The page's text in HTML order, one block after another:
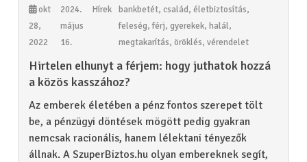
okt
28,
2022
2024.
május
16.
Hírek bankbetét, család, életbiztosítás,
feleség,férj, gyerekek, halál,
megtakarítás, öröklés, vérendelet
Hirtelen elhunyt a férjem: hogy juthatok hozzá
a közös kasszához?
Az emberek életében a pénz fontos szerepet tölt
be, a pénzügyi döntések mögött pedig gyakran
nemcsak racionális, hanem lélektani tényezők
állnak. A SzuperBiztos.hu olyan embereknek segít,